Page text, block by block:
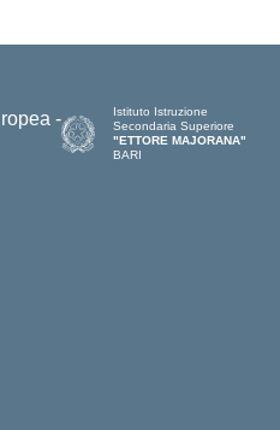
Istituto Istruzione
Secondaria Superiore
"ETTORE MAJORANA"
BARI